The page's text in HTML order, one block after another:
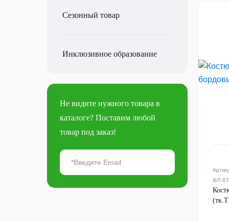
Сезонный товар
Инклюзивное образование
Не видите нужного товара в
каталоге? Поставим любой
товар под заказ!
ФЛ-